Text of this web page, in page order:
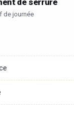
de serrure
de journée